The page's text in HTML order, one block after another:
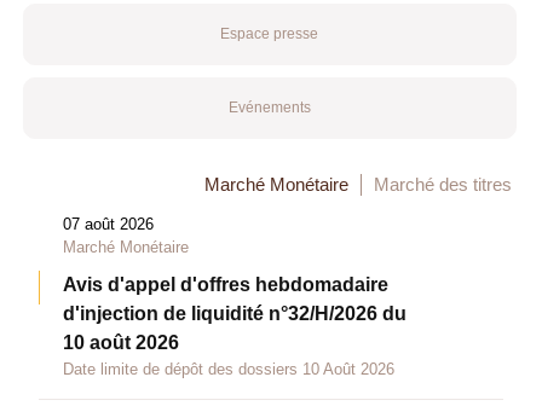
Espace presse
Evénements
Marché Monétaire Marché des titres
07 août 2026
Marché Monétaire
Avis d'appel d'offres hebdomadaire
d'injection de liquidité n°32/H/2026 du
10 août 2026
Date limite de dépôt des dossiers 10 Août 2026